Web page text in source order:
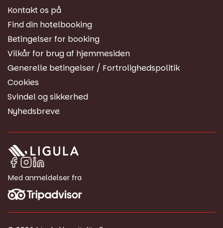
Kontakt os på
Find din hotelbooking
Betingelser for booking
Vilkår for brug af hjemmesiden
Generelle betingelser / Fortrolighedspolitik
Cookies
Svindel og sikkerhed
Nyhedsbreve
Med anmeldelser fra